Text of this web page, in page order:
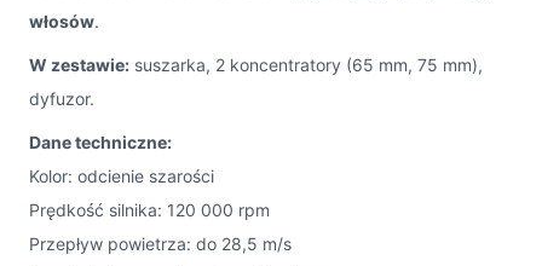
włosów.
W zestawie: suszarka, 2 koncentratory (65 mm, 75 mm),
dyfuzor.
Dane techniczne:
Kolor: odcienie szarości
Prędkość silnika: 120 000 rpm
Przepływ powietrza: do 28,5 m/s